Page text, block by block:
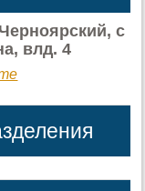
с
влд. 4